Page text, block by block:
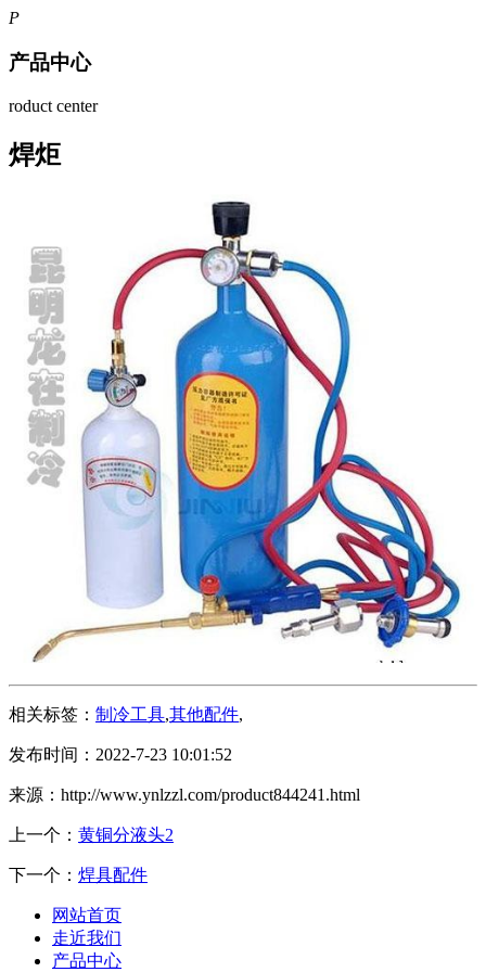
P
产品中心
roduct center
焊炬
相关标签： 制冷工具,其他配件,
发布时间：2022-7-23 10:01:52
来源：http://www.ynlzzl.com/product844241.html
上一个： 黄铜分液头2
下一个： 焊具配件
网站首页
走近我们
产品中心